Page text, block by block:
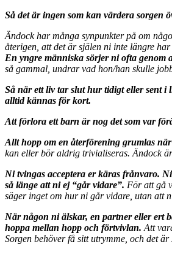
Så det är ingen som kan värdera sorgen
Ändock har många synpunkter på om
återigen, att det är själen ni inte längre
En yngre människa sörjer ni ofta genom
så gammal, undrar vad hon/han skulle
Så när ett liv tar slut hur tidigt eller sent
alltid kännas för kort.
Att förlora ett barn är nog det som var
Allt hopp om en återförening grumlas
kan eller bör aldrig trivialiseras. Ändock
Ni tvingas acceptera er käras frånvaro.
så länge att ni ej “går vidare”. För att gå
säger inget om hur ni går vidare, utan att
När någon ni älskar, en partner eller ert
hoppa mellan hopp och förtvivlan. Att
Sorgen behöver få sitt utrymme, och det